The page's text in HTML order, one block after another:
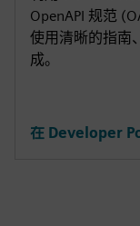
OpenAPI 规范
使用清晰的指南
成。
在 Developer